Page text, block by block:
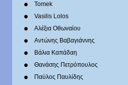
Tomek
Vasilis Lolos
Αλέξια Οθωναίου
Αντώνης Βαβαγιάννης
Βάλια Καπάδαη
Θανάσης Πετρόπουλος
Παύλος Παυλίδης